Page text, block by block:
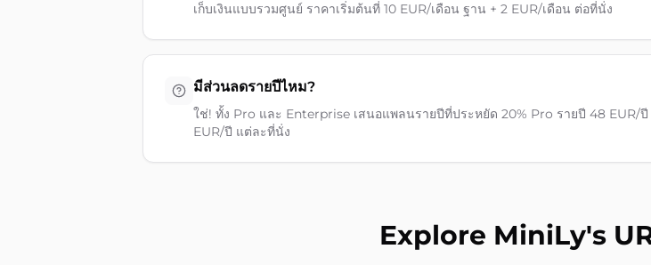
เก็บเงินแบบรวมศูนย์ ราคาเริ่มต้นที่ 10 EUR/เดือน ฐาน + 2 EUR/เดือน ต่อที่นั่ง
มีส่วนลดรายปีไหม?
ใช่! ทั้ง Pro และ Enterprise เสนอแพลนรายปีที่ประหยัด 20% Pro รายปี 48
EUR/ปี แต่ละที่นั่ง
Explore MiniLy's